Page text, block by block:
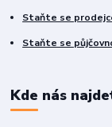
Staňte se
Staňte se
Kde nás